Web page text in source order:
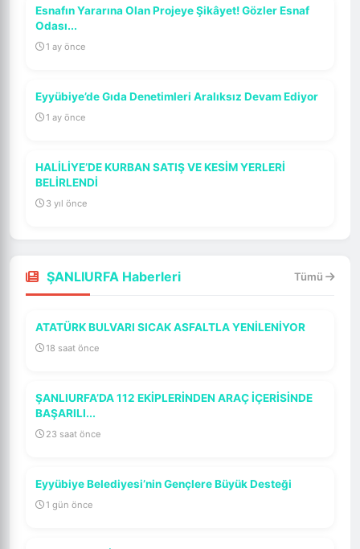
Esnafın Yararına Olan Projeye Şikâyet! Gözler Esnaf
Odası...
1 ay önce
Eyyübiye’de Gıda Denetimleri Aralıksız Devam Ediyor
1 ay önce
HALİLİYE’DE KURBAN SATIŞ VE KESİM YERLERİ
BELİRLENDİ
3 yıl önce
ŞANLIURFA Haberleri Tümü
ATATÜRK BULVARI SICAK ASFALTLA YENİLENİYOR
18 saat önce
ŞANLIURFA’DA 112 EKİPLERİNDEN ARAÇ İÇERİSİNDE
BAŞARILI...
23 saat önce
Eyyübiye Belediyesi’nin Gençlere Büyük Desteği
1 gün önce